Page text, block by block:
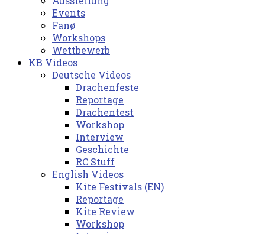
Events
Fanø
Workshops
Wettbewerb
KB Videos
Deutsche Videos
Drachenfeste
Reportage
Drachentest
Workshop
Interview
Geschichte
RC Stuff
English Videos
Kite Festivals (EN)
Reportage
Kite Review
Workshop